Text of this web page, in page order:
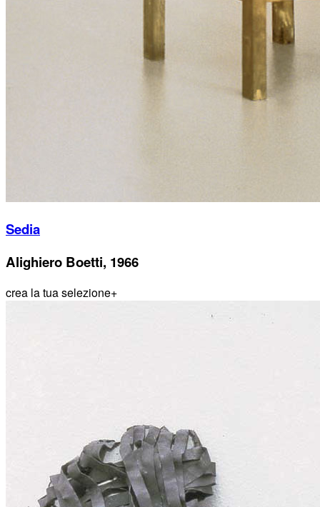
Sedia
Alighiero Boetti, 1966
crea la tua selezione+